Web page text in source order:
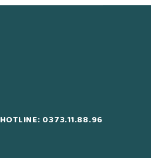
HOTLINE: 0373.11.88.96